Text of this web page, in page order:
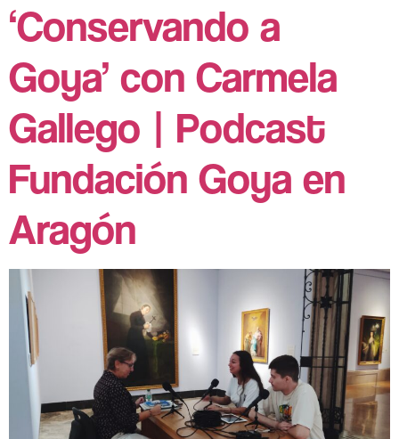
‘Conservando a
Goya’ con Carmela
Gallego | Podcast
Fundación Goya en
Aragón